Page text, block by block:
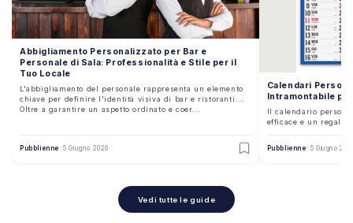
Abbigliamento Personalizzato per Bar e
Personale di Sala: Professionalità e Stile per il
Tuo Locale
L'abbigliamento del personale rappresenta un elemento
chiave per definire l'identità visiva di bar e ristoranti.
Oltre a garantire un aspetto ordinato e coer...
Pubblienne · 5 Giugno 2026
Calendari
Intramontabile
Il calendario
efficace e un regalo
Pubblienne · 5 Giugno
Vedi tutte le guide